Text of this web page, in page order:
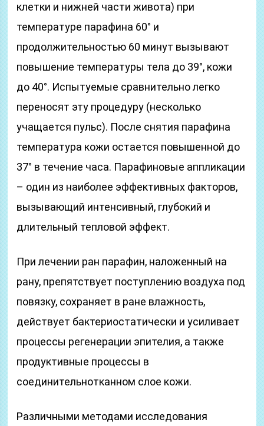
клетки и нижней части живота) при
температуре парафина 60° и
продолжительностью 60 минут вызывают
повышение температуры тела до 39°, кожи
до 40°. Испытуемые сравнительно легко
переносят эту процедуру (несколько
учащается пульс). После снятия парафина
температура кожи остается повышенной до
37° в течение часа. Парафиновые аппликации
– один из наиболее эффективных факторов,
вызывающий интенсивный, глубокий и
длительный тепловой эффект.
При лечении ран парафин, наложенный на
рану, препятствует поступлению воздуха под
повязку, сохраняет в ране влажность,
действует бактериостатически и усиливает
процессы регенерации эпителия, а также
продуктивные процессы в
соединительнотканном слое кожи.
Различными методами исследования